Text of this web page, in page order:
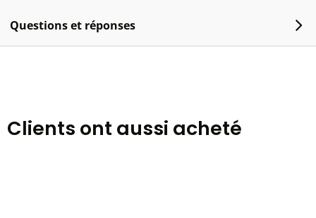
Questions et réponses
Clients ont aussi acheté